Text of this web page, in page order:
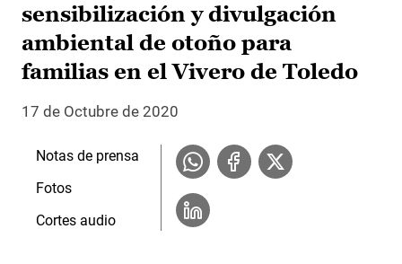
sensibilización y divulgación
ambiental de otoño para
familias en el Vivero de Toledo
17 de Octubre de 2020
Notas de prensa
Fotos
Cortes audio